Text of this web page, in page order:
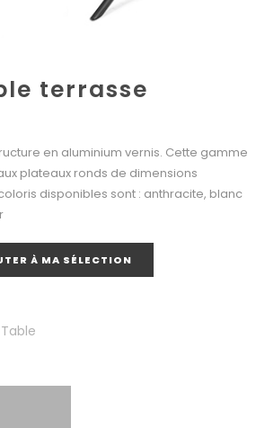
terrasse
en aluminium vernis. Cette gamme
plateaux ronds de dimensions
disponibles sont : anthracite, blanc
À MA SÉLECTION